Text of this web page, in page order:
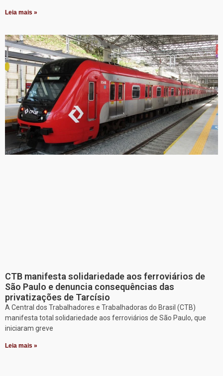
Leia mais »
CTB manifesta solidariedade aos ferroviários de
São Paulo e denuncia consequências das
privatizações de Tarcísio
A Central dos Trabalhadores e Trabalhadoras do Brasil (CTB)
manifesta total solidariedade aos ferroviários de São Paulo, que
iniciaram greve
Leia mais »